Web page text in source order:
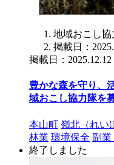
地域おこし協
掲載日：
掲載日：2025.12.12
豊かな森を守り、
域おこし協力隊を
本山町 嶺北（れい
林業 環境保全 副業
終了しました